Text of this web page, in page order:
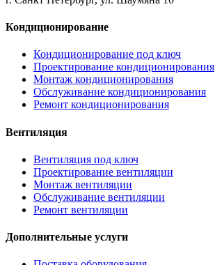
Кондиционирование
Кондиционирование под ключ
Проектирование кондиционирования
Монтаж кондиционирования
Обслуживание кондиционирования
Ремонт кондиционирования
Вентиляция
Вентиляция под ключ
Проектирование вентиляции
Монтаж вентиляции
Обслуживание вентиляции
Ремонт вентиляции
Дополнительные услуги